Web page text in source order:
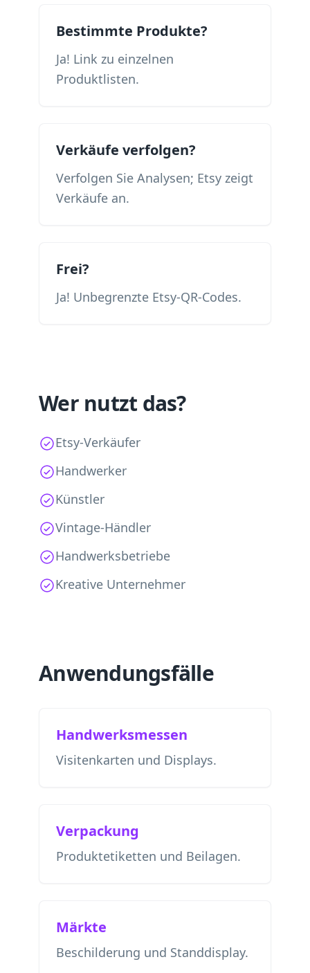
Bestimmte Produkte?
Ja! Link zu einzelnen
Produktlisten.
Verkäufe verfolgen?
Verfolgen Sie Analysen; Etsy zeigt
Verkäufe an.
Frei?
Ja! Unbegrenzte Etsy-QR-Codes.
Wer nutzt das?
Etsy-Verkäufer
Handwerker
Künstler
Vintage-Händler
Handwerksbetriebe
Kreative Unternehmer
Anwendungsfälle
Handwerksmessen
Visitenkarten und Displays.
Verpackung
Produktetiketten und Beilagen.
Märkte
Beschilderung und Standdisplay.